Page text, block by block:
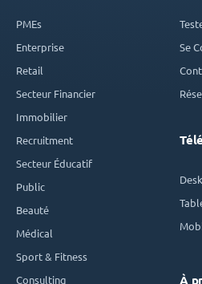
PMEs
Enterprise
Retail
Secteur Financier
Immobilier
Recruitment
Secteur Éducatif
Public
Beauté
Médical
Sport & Fitness
Consulting
Se
À